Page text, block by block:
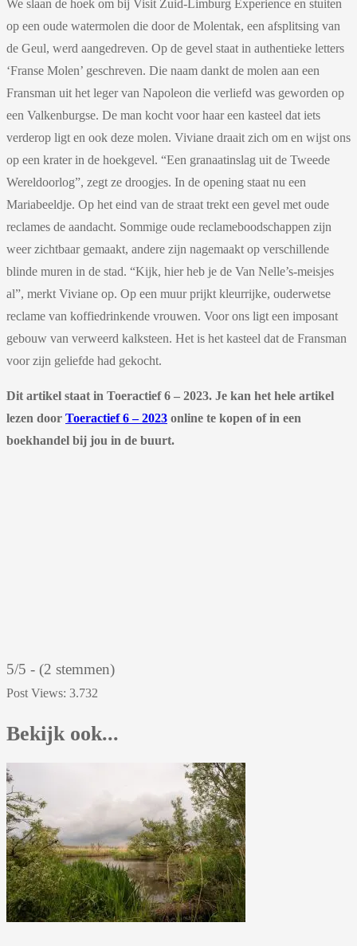
We slaan de hoek om bij Visit Zuid-Limburg Experience en stuiten
op een oude watermolen die door de Molentak, een afsplitsing van
de Geul, werd aangedreven. Op de gevel staat in authentieke letters
‘Franse Molen’ geschreven. Die naam dankt de molen aan een
Fransman uit het leger van Napoleon die verliefd was geworden op
een Valkenburgse. De man kocht voor haar een kasteel dat iets
verderop ligt en ook deze molen. Viviane draait zich om en wijst ons
op een krater in de hoekgevel. “Een granaatinslag uit de Tweede
Wereldoorlog”, zegt ze droogjes. In de opening staat nu een
Mariabeeldje. Op het eind van de straat trekt een gevel met oude
reclames de aandacht. Sommige oude reclameboodschappen zijn
weer zichtbaar gemaakt, andere zijn nagemaakt op verschillende
blinde muren in de stad. “Kijk, hier heb je de Van Nelle’s-meisjes
al”, merkt Viviane op. Op een muur prijkt kleurrijke, ouderwetse
reclame van koffiedrinkende vrouwen. Voor ons ligt een imposant
gebouw van verweerd kalksteen. Het is het kasteel dat de Fransman
voor zijn geliefde had gekocht.
Dit artikel staat in Toeractief 6 – 2023. Je kan het hele artikel
lezen door Toeractief 6 – 2023 online te kopen of in een
boekhandel bij jou in de buurt.
5/5 - (2 stemmen)
Post Views: 3.732
Bekijk ook...